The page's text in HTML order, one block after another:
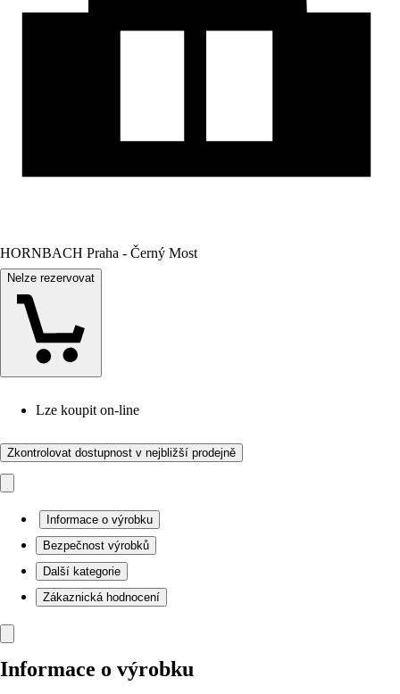
HORNBACH Praha - Černý Most
Nelze rezervovat
Lze koupit on-line
Zkontrolovat dostupnost v nejbližší prodejně
Informace o výrobku
Bezpečnost výrobků
Další kategorie
Zákaznická hodnocení
Informace o výrobku